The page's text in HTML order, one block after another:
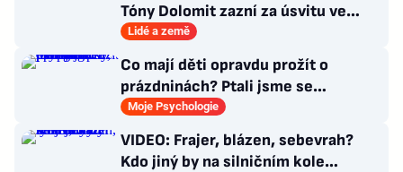
Tóny Dolomit zazní za úsvitu ve
3000 metrech
Lidé a země
Co mají děti opravdu prožít o
prázdninách? Ptali jsme se
psycholožky, rodinného terapeuta a
Moje Psychologie
VIDEO: Frajer, blázen, sebevrah?
Kdo jiný by na silničním kole